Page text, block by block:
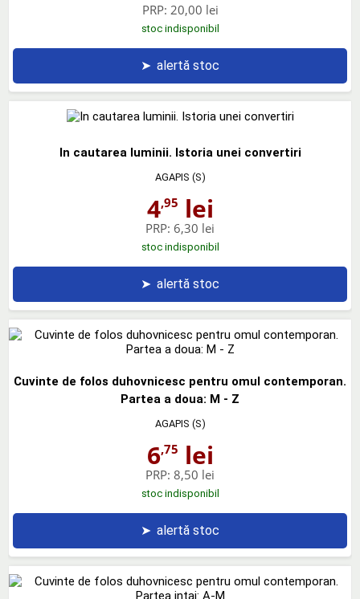
PRP: 20,00 lei
stoc indisponibil
➤ alertă stoc
In cautarea luminii. Istoria unei convertiri
AGAPIS (S)
4,95 lei
PRP: 6,30 lei
stoc indisponibil
➤ alertă stoc
Cuvinte de folos duhovnicesc pentru omul contemporan.
Partea a doua: M - Z
AGAPIS (S)
6,75 lei
PRP: 8,50 lei
stoc indisponibil
➤ alertă stoc